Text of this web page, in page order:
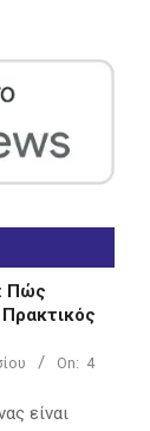
Πώς
On: 4
είναι